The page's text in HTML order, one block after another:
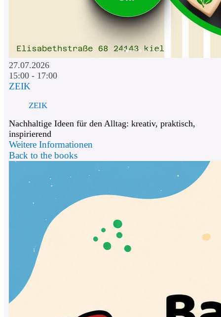
27.07.2026
15:00 - 17:00
ZEIK
ZEIK
Nachhaltige Ideen für den Alltag: kreativ, praktisch,
inspirierend
Weitere Informationen
Back to the books